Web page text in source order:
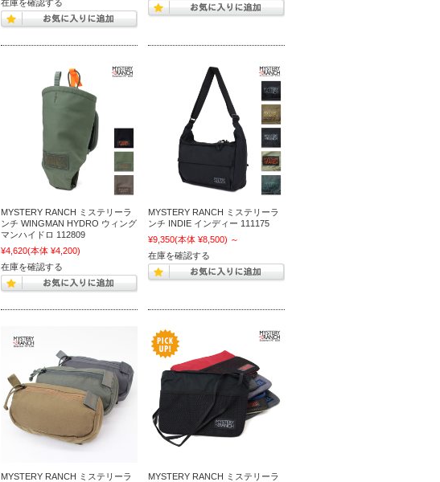
在庫を確認する
MYSTERY RANCH ミステリーラ
ンチ WINGMAN HYDRO ウィング
マンハイドロ 112809
¥4,620(本体 ¥4,200)
在庫を確認する
MYSTERY RANCH ミステリーラ
ンチ INDIE インディー 111175
¥9,350(本体 ¥8,500) ～
在庫を確認する
MYSTERY RANCH ミステリーラ
MYSTERY RANCH ミステリーラ